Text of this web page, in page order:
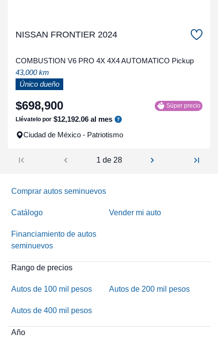
NISSAN FRONTIER 2024
COMBUSTION V6 PRO 4X 4X4 AUTOMATICO Pickup
43,000 km
Único dueño
$698,900
Súper precio
Llévatelo por $12,192.06 al mes
Ciudad de México - Patriotismo
1 de 28
Comprar autos seminuevos
Catálogo Vender mi auto
Financiamiento de autos
seminuevos
Rango de precios
Autos de 100 mil pesos Autos de 200 mil pesos
Autos de 400 mil pesos
Año